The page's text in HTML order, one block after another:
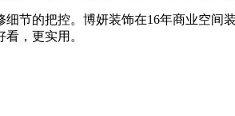
节的把控。博妍装饰在16年商业空
，更实用。